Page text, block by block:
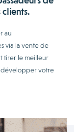
au
via la vente de
tirer le meilleur
développer votre